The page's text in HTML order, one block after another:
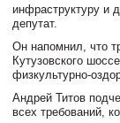
инфраструктуру и
депутат.
Он напомнил, что
Кутузовского
физкультурно-
Андрей Титов
всех требований,